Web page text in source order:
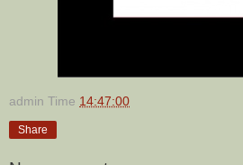
admin Time 14:47:00
Share